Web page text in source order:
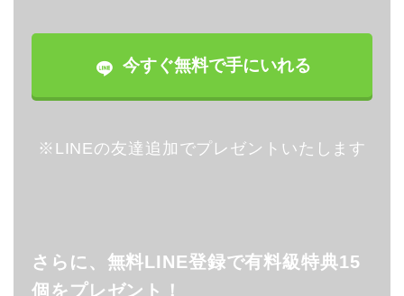
今すぐ無料で手にいれる
※LINEの友達追加でプレゼントいたします
さらに、無料LINE登録で有料級特典15
個をプレゼント！